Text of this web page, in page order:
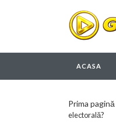
ACASA
Prima pagină
electorală?